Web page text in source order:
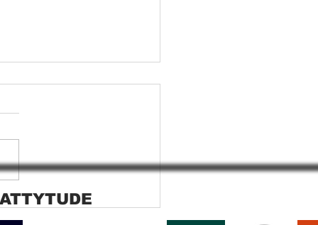
rolo tela solar
SP Cortina rolo tela